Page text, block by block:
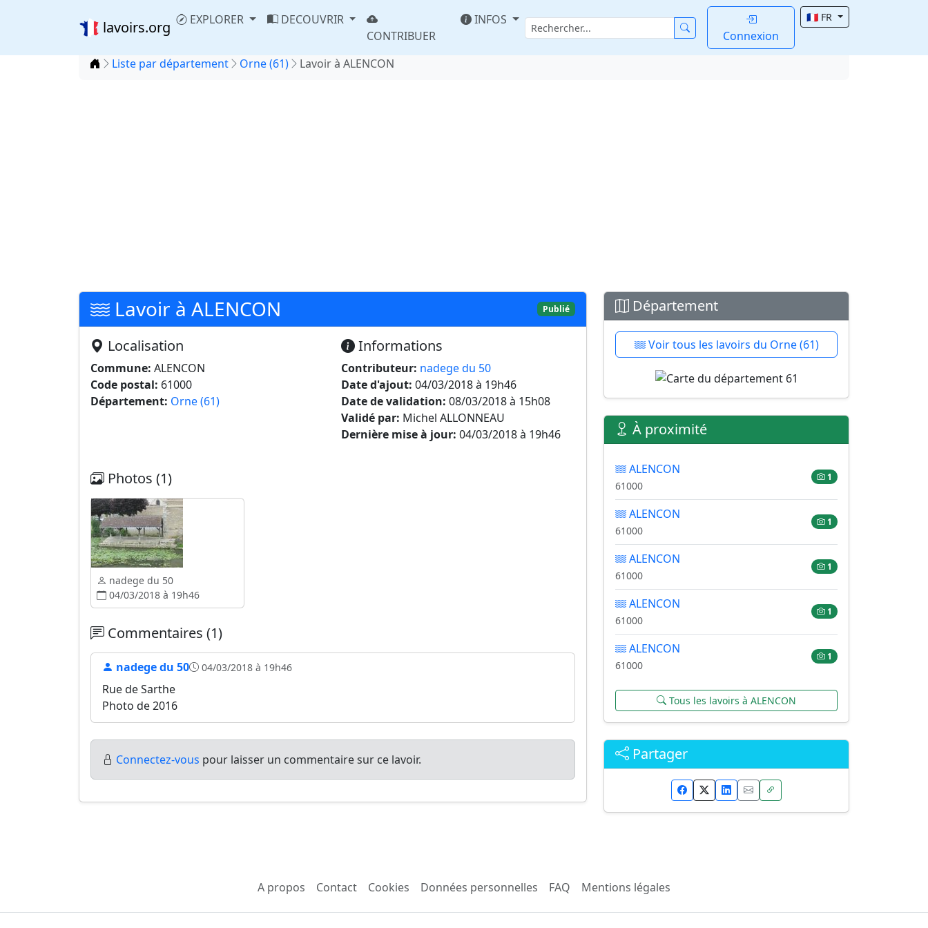
lavoirs.org EXPLORER
DECOUVRIR
CONTRIBUER
INFOS
Connexion
🇫🇷 FR
Accueil
Liste par département Orne (61) Lavoir à ALENCON
Lavoir à ALENCON Publié
Localisation
Commune: ALENCON
Code postal: 61000
Département: Orne (61)
Informations
Contributeur: nadege du 50
Date d'ajout: 04/03/2018 à 19h46
Date de validation: 08/03/2018 à 15h08
Validé par: Michel ALLONNEAU
Dernière mise à jour: 04/03/2018 à 19h46
Photos (1)
nadege du 50
04/03/2018 à 19h46
Commentaires (1)
nadege du 50 04/03/2018 à 19h46
Rue de Sarthe
Photo de 2016
Connectez-vous pour laisser un commentaire sur ce lavoir.
Département
Voir tous les lavoirs du Orne (61)
À proximité
ALENCON
61000
1
ALENCON
61000
1
ALENCON
61000
1
ALENCON
61000
1
ALENCON
61000
1
Tous les lavoirs à ALENCON
Partager
A propos Contact Cookies Données personnelles FAQ Mentions légales